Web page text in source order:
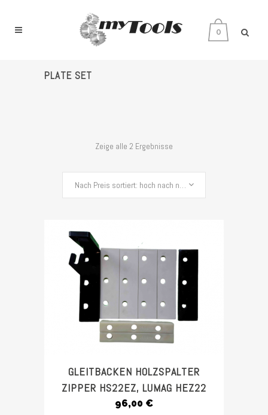
0
PLATE SET
Zeige alle 2 Ergebnisse
Nach Preis sortiert: hoch nach niedrig
GLEITBACKEN HOLZSPALTER
ZIPPER HS22EZ, LUMAG HEZ22
96,00 €